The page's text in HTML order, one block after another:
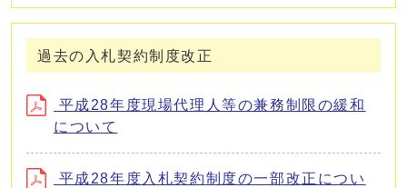
過去の入札契約制度改正
平成28年度現場代理人等の兼務制限の緩和
について
平成28年度入札契約制度の一部改正につい